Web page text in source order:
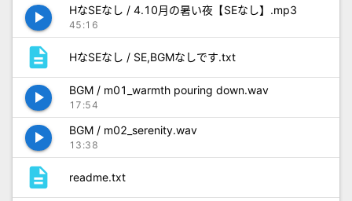
play_arrow HなSEなし / 4.10月の暑い夜【SEなし】.mp3
45:16
description HなSEなし / SE,BGMなしです.txt
play_arrow BGM / m01_warmth pouring down.wav
17:54
play_arrow BGM / m02_serenity.wav
13:38
description readme.txt